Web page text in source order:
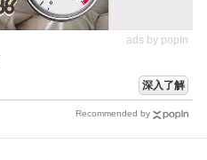
ads by popIn
深入了解
Recommended by